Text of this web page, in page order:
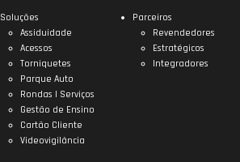
Soluções
Assiduidade
Acessos
Torniquetes
Parque Auto
Rondas | Serviços
Gestão de Ensino
Cartão Cliente
Videovigilância
Parceiros
Revendedores
Estratégicos
Integradores